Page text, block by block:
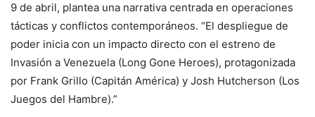
9 de abril, plantea una narrativa centrada en operaciones
tácticas y conflictos contemporáneos. “El despliegue de
poder inicia con un impacto directo con el estreno de
Invasión a Venezuela (Long Gone Heroes), protagonizada
por Frank Grillo (Capitán América) y Josh Hutcherson (Los
Juegos del Hambre).”